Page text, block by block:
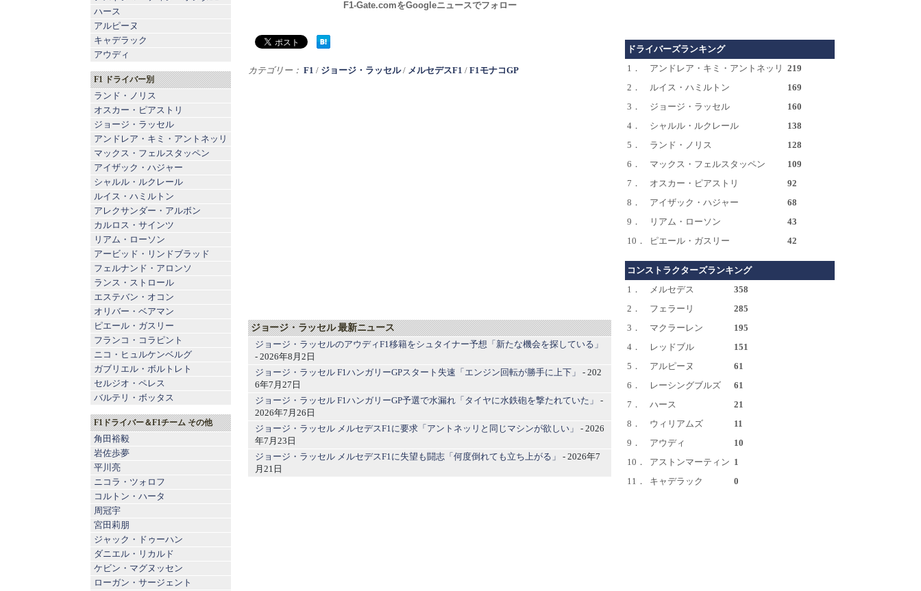
F1-Gate.comをGoogleニュースでフォロー
カテゴリー： F1 / ジョージ・ラッセル/ メルセデスF1 / F1モナコGP
ジョージ・ラッセル 最新ニュース
ジョージ・ラッセルのアウディF1移籍をシュタイナー予想「新たな機会を探している」
- 2026年8月2日
ジョージ・ラッセル F1ハンガリーGPスタート失速「エンジン回転が勝手に上下」
- 202
6年7月27日
ジョージ・ラッセル F1ハンガリーGP予選で水漏れ「タイヤに水鉄砲を撃たれていた」
-
2026年7月26日
ジョージ・ラッセル メルセデスF1に要求「アントネッリと同じマシンが欲しい」
- 2026
年7月23日
ジョージ・ラッセル メルセデスF1に失望も闘志「何度倒れても立ち上がる」
- 2026年7
月21日
ハース
アルピーヌ
キャデラック
アウディ
F1 ドライバー別
ランド・ノリス
オスカー・ピアストリ
ジョージ・ラッセル
アンドレア・キミ・アントネッリ
マックス・フェルスタッペン
アイザック・ハジャー
シャルル・ルクレール
ルイス・ハミルトン
アレクサンダー・アルボン
カルロス・サインツ
リアム・ローソン
アービッド・リンドブラッド
フェルナンド・アロンソ
ランス・ストロール
エステバン・オコン
オリバー・ベアマン
ピエール・ガスリー
フランコ・コラピント
ニコ・ヒュルケンベルグ
ガブリエル・ボルトレト
セルジオ・ペレス
バルテリ・ボッタス
F1ドライバー＆F1チーム その他
角田裕毅
岩佐歩夢
平川亮
ニコラ・ツォロフ
コルトン・ハータ
周冠宇
宮田莉朋
ジャック・ドゥーハン
ダニエル・リカルド
ケビン・マグヌッセン
ローガン・サージェント
ドライバーズランキング
1．
アンドレア・キミ・アントネッリ 219
2．
ルイス・ハミルトン
169
3．
ジョージ・ラッセル
160
4．
シャルル・ルクレール
138
5．
ランド・ノリス
128
6．
マックス・フェルスタッペン
109
7．
オスカー・ピアストリ
92
8．
アイザック・ハジャー
68
9．
リアム・ローソン
43
10．
ピエール・ガスリー 42
コンストラクターズランキング
1．
メルセデス
358
2．
フェラーリ
285
3．
マクラーレン
195
4．
レッドブル
151
5．
アルピーヌ
61
6．
レーシングブルズ
61
7．
ハース
21
8．
ウィリアムズ
11
9．
アウディ
10
10．
アストンマーティン 1
11．
キャデラック 0